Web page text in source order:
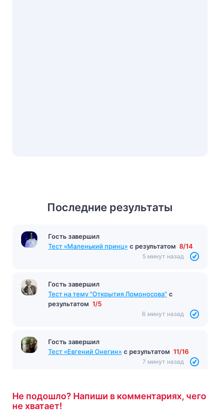
Последние результаты
Гость завершил
Тест «Маленький принц» с результатом 8/14
5 минут назад
Гость завершил
Тест на тему "Открытия Ломоносова" с
результатом 1/5
6 минут назад
Гость завершил
Тест «Евгений Онегин» с результатом 11/16
7 минут назад
Не подошло? Напиши в комментариях, чего
не хватает!